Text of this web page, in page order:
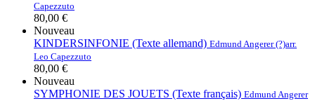
Capezzuto
80,00 €
Nouveau
KINDERSINFONIE (Texte allemand) Edmund Angerer (?)arr.
Leo Capezzuto
80,00 €
Nouveau
SYMPHONIE DES JOUETS (Texte français) Edmund Angerer